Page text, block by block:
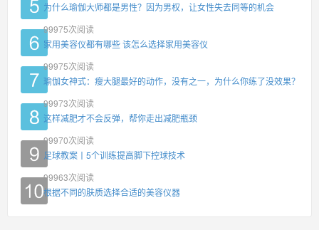
为什么瑜伽大师都是男性？因为男权，让女性失去同等的机会
99975次阅读
家用美容仪都有哪些 该怎么选择家用美容仪
99975次阅读
瑜伽女神式：瘦大腿最好的动作，没有之一，为什么你练了没效果？
99973次阅读
这样减肥才不会反弹，帮你走出减肥瓶颈
99970次阅读
足球教案丨5个训练提高脚下控球技术
99963次阅读
根据不同的肤质选择合适的美容仪器